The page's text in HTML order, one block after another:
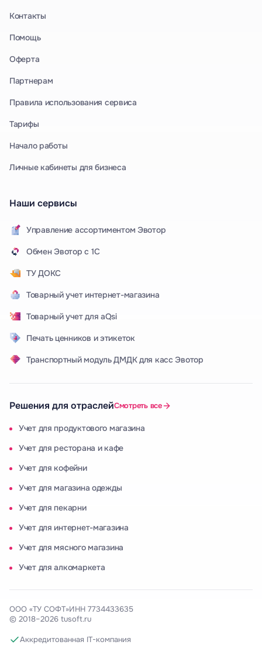
Контакты
Помощь
Оферта
Партнерам
Правила использования сервиса
Тарифы
Начало работы
Личные кабинеты для бизнеса
Наши сервисы
Управление ассортиментом Эвотор
Обмен Эвотор с 1С
ТУ ДОКС
Товарный учет интернет-магазина
Товарный учет для aQsi
Печать ценников и этикеток
Транспортный модуль ДМДК для касс Эвотор
Решения для отраслейСмотреть все
Учет для продуктового магазина
Учет для ресторана и кафе
Учет для кофейни
Учет для магазина одежды
Учет для пекарни
Учет для интернет-магазина
Учет для мясного магазина
Учет для алкомаркета
ООО «ТУ СОФТ»ИНН 7734433635
© 2018–2026 tusoft.ru
Аккредитованная IT-компания